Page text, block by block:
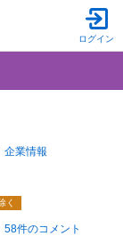
ログイン
企業情報
く
58件のコメント